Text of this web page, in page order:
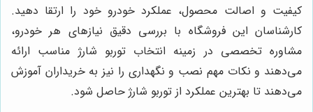
کیفیت و اصالت محصول، عملکرد خودرو خود را ارتقا دهید.
کارشناسان این فروشگاه با بررسی دقیق نیازهای هر خودرو،
مشاوره تخصصی در زمینه انتخاب توربو شارژ مناسب ارائه
می‌دهند و نکات مهم نصب و نگهداری را نیز به خریداران آموزش
می‌دهند تا بهترین عملکرد از توربو شارژ حاصل شود.